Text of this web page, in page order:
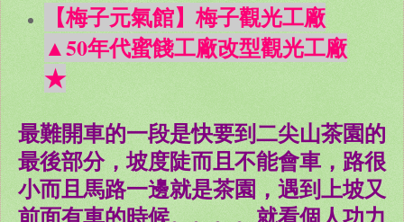
【梅子元氣館】梅子觀光工廠
▲50年代蜜餞工廠改型觀光工廠
★
最難開車的一段是快要到二尖山茶園的
最後部分，坡度陡而且不能會車，路很
小而且馬路一邊就是茶園，遇到上坡又